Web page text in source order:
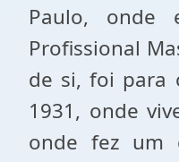
Paulo, onde
Profissional
de si, foi para
1931, onde
onde fez um